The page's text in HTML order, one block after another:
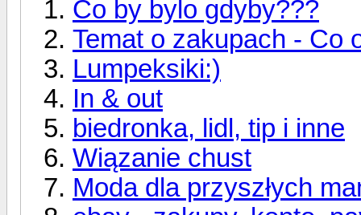
Co by bylo gdyby???
Temat o zakupach - Co
Lumpeksiki:)
In & out
biedronka, lidl, tip i inne
Wiązanie chust
Moda dla przyszłych